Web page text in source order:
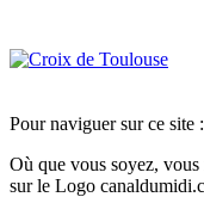
Pour naviguer sur ce site :
Où que vous soyez,
sur le Logo